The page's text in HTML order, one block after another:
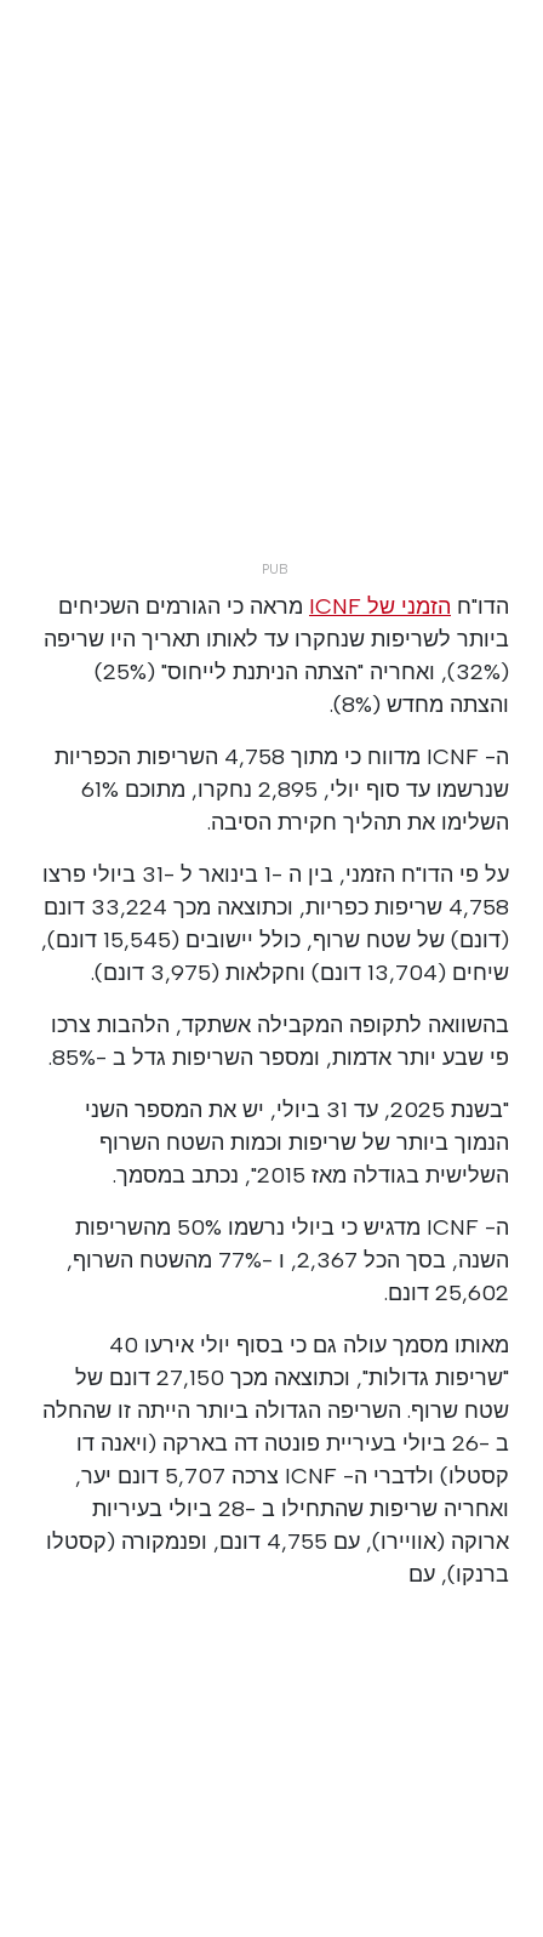
הדו"ח הזמני של ICNF
מראה כי הגורמים השכיחים
ביותר לשריפות שנחקרו עד לאותו תאריך היו שריפה
(32%), ואחריה "הצתה הניתנת לייחוס" (25%)
והצתה מחדש (8%).
ה- ICNF מדווח כי מתוך 4,758 השריפות הכפריות
שנרשמו עד סוף יולי, 2,895 נחקרו, מתוכם 61%
השלימו את תהליך חקירת הסיבה.
על פי הדו"ח הזמני, בין ה -1 בינואר ל -31 ביולי פרצו
4,758 שריפות כפריות, וכתוצאה מכך 33,224 דונם
(דונם) של שטח שרוף, כולל יישובים (15,545 דונם),
שיחים (13,704 דונם) וחקלאות (3,975 דונם).
בהשוואה לתקופה המקבילה אשתקד, הלהבות צרכו
פי שבע יותר אדמות, ומספר השריפות גדל ב -85%.
"בשנת 2025, עד 31 ביולי, יש את המספר השני
הנמוך ביותר של שריפות וכמות השטח השרוף
השלישית בגודלה מאז 2015", נכתב במסמך.
ה- ICNF מדגיש כי ביולי נרשמו 50% מהשריפות
השנה, בסך הכל 2,367, ו -77% מהשטח השרוף,
25,602 דונם.
מאותו מסמך עולה גם כי בסוף יולי אירעו 40
"שריפות גדולות", וכתוצאה מכך 27,150 דונם של
שטח שרוף. השריפה הגדולה ביותר הייתה זו שהחלה
ב -26 ביולי בעיריית פונטה דה בארקה (ויאנה דו
קסטלו) ולדברי ה- ICNF צרכה 5,707 דונם יער,
ואחריה שריפות שהתחילו ב -28 ביולי בעיריות
ארוקה (אוויירו), עם 4,755 דונם, ופנמקורה (קסטלו
ברנקו), עם